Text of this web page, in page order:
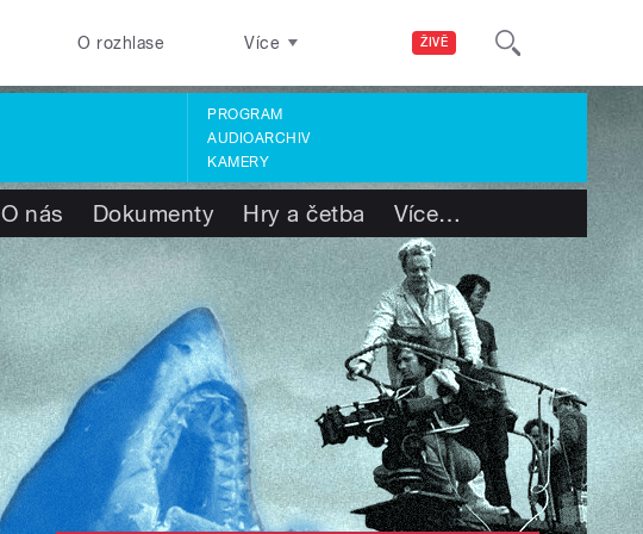
ŽIVĚ
O rozhlase Více
PROGRAM
AUDIOARCHIV
KAMERY
O nás Dokumenty Hry a četba Více…